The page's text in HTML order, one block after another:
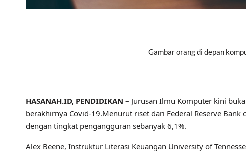
Gambar orang di depan
HASANAH.ID, PENDIDIKAN – Jurusan Ilmu Komputer kini
berakhirnya Covid-19.Menurut riset dari Federal Reserve
dengan tingkat pengangguran sebanyak 6,1%.
Alex Beene, Instruktur Literasi Keuangan University of